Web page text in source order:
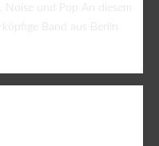
Noise und Pop An diesem
Band aus Berlin